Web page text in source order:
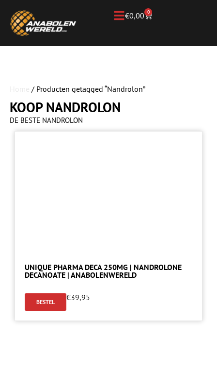
€0,00 0
/ Producten getagged “Nandrolon”
KOOP NANDROLON
DE BESTE NANDROLON
UNIQUE PHARMA DECA 250MG | NANDROLONE
DECANOATE | ANABOLENWERELD
BESTEL €39,95